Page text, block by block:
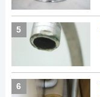
5
6